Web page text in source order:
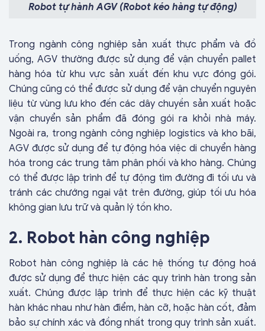
Robot tự hành AGV (Robot kéo hàng tự động)
Trong ngành công nghiệp sản xuất thực phẩm và đồ
uống, AGV thường được sử dụng để vận chuyển pallet
hàng hóa từ khu vực sản xuất đến khu vực đóng gói.
Chúng cũng có thể được sử dụng để vận chuyển nguyên
liệu từ vùng lưu kho đến các dây chuyền sản xuất hoặc
vận chuyển sản phẩm đã đóng gói ra khỏi nhà máy.
Ngoài ra, trong ngành công nghiệp logistics và kho bãi,
AGV được sử dụng để tự động hóa việc di chuyển hàng
hóa trong các trung tâm phân phối và kho hàng. Chúng
có thể được lập trình để tự động tìm đường đi tối ưu và
tránh các chướng ngại vật trên đường, giúp tối ưu hóa
không gian lưu trữ và quản lý tồn kho.
2. Robot hàn công nghiệp
Robot hàn công nghiệp là các hệ thống tự động hoá
được sử dụng để thực hiện các quy trình hàn trong sản
xuất. Chúng được lập trình để thực hiện các kỹ thuật
hàn khác nhau như hàn điểm, hàn cỡ, hoặc hàn cốt, đảm
bảo sự chính xác và đồng nhất trong quy trình sản xuất.